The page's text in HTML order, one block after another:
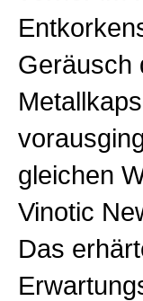
Geräusch
gleichen
Vinotic
Das